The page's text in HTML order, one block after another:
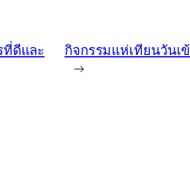
ดีและ
กิจกรรมแห่เทียนวันเ
→